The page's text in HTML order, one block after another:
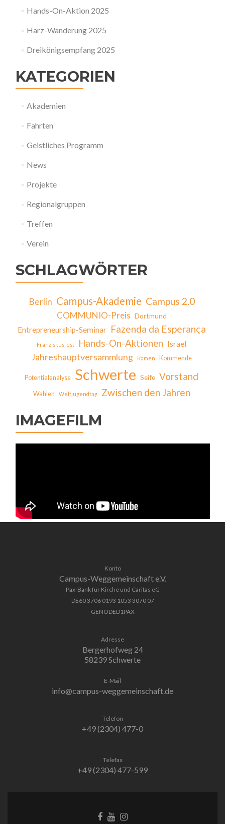
Hands-On-Aktion 2025
Harz-Wanderung 2025
Dreikönigsempfang 2025
KATEGORIEN
Akademien
Fahrten
Geistliches Programm
News
Projekte
Regionalgruppen
Treffen
Verein
SCHLAGWÖRTER
Berlin Campus-Akademie Campus 2.0
COMMUNIO-Preis Dortmund
Entrepreneurship-Seminar Fazenda da Esperança
Franziskusfest Hands-On-Aktionen Israel
Jahreshauptversammlung Kamen Kommende
Potentialanalyse Schwerte Seife Vorstand
Wahlen Weltjugendtag Zwischen den Jahren
IMAGEFILM
Konto
Campus-Weggemeinschaft e.V.
Pax-Bank für Kirche und Caritas eG
DE60 3706 0193 1053 3070 07
GENODED1PAX
Adresse
Bergerhofweg 24
58239 Schwerte
E-Mail
info@campus-weggemeinschaft.de
Telefon
+49 (2304) 477-0
Telefax
+49 (2304) 477-599
Facebook-
Behance-
Instagram